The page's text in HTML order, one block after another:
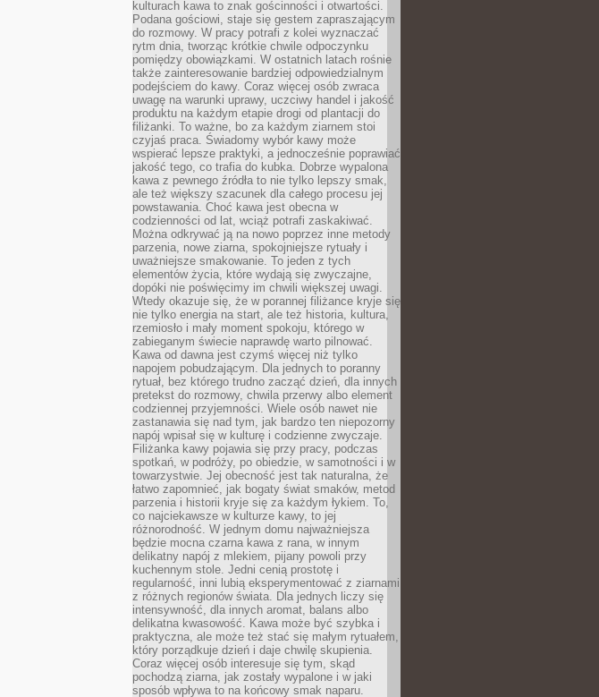
kulturach kawa to znak gościnności i otwartości.
Podana gościowi, staje się gestem zapraszającym
do rozmowy. W pracy potrafi z kolei wyznaczać
rytm dnia, tworząc krótkie chwile odpoczynku
pomiędzy obowiązkami. W ostatnich latach rośnie
także zainteresowanie bardziej odpowiedzialnym
podejściem do kawy. Coraz więcej osób zwraca
uwagę na warunki uprawy, uczciwy handel i jakość
produktu na każdym etapie drogi od plantacji do
filiżanki. To ważne, bo za każdym ziarnem stoi
czyjaś praca. Świadomy wybór kawy może
wspierać lepsze praktyki, a jednocześnie poprawiać
jakość tego, co trafia do kubka. Dobrze wypalona
kawa z pewnego źródła to nie tylko lepszy smak,
ale też większy szacunek dla całego procesu jej
powstawania. Choć kawa jest obecna w
codzienności od lat, wciąż potrafi zaskakiwać.
Można odkrywać ją na nowo poprzez inne metody
parzenia, nowe ziarna, spokojniejsze rytuały i
uważniejsze smakowanie. To jeden z tych
elementów życia, które wydają się zwyczajne,
dopóki nie poświęcimy im chwili większej uwagi.
Wtedy okazuje się, że w porannej filiżance kryje się
nie tylko energia na start, ale też historia, kultura,
rzemiosło i mały moment spokoju, którego w
zabieganym świecie naprawdę warto pilnować.
Kawa od dawna jest czymś więcej niż tylko
napojem pobudzającym. Dla jednych to poranny
rytuał, bez którego trudno zacząć dzień, dla innych
pretekst do rozmowy, chwila przerwy albo element
codziennej przyjemności. Wiele osób nawet nie
zastanawia się nad tym, jak bardzo ten niepozorny
napój wpisał się w kulturę i codzienne zwyczaje.
Filiżanka kawy pojawia się przy pracy, podczas
spotkań, w podróży, po obiedzie, w samotności i w
towarzystwie. Jej obecność jest tak naturalna, że
łatwo zapomnieć, jak bogaty świat smaków, metod
parzenia i historii kryje się za każdym łykiem. To,
co najciekawsze w kulturze kawy, to jej
różnorodność. W jednym domu najważniejsza
będzie mocna czarna kawa z rana, w innym
delikatny napój z mlekiem, pijany powoli przy
kuchennym stole. Jedni cenią prostotę i
regularność, inni lubią eksperymentować z ziarnami
z różnych regionów świata. Dla jednych liczy się
intensywność, dla innych aromat, balans albo
delikatna kwasowość. Kawa może być szybka i
praktyczna, ale może też stać się małym rytuałem,
który porządkuje dzień i daje chwilę skupienia.
Coraz więcej osób interesuje się tym, skąd
pochodzą ziarna, jak zostały wypalone i w jaki
sposób wpływa to na końcowy smak naparu.